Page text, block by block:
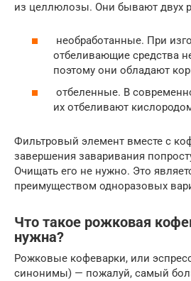
из целлюлозы. Они бывают двух
необработанные. При
отбеливающие средства
поэтому они обладают
отбеленные. В
их отбеливают
Фильтровый элемент вместе с
завершения заваривания
Очищать его не нужно. Это
преимуществом одноразовых
Что такое рожковая
нужна?
Рожковые кофеварки, или
синонимы) — пожалуй, самый